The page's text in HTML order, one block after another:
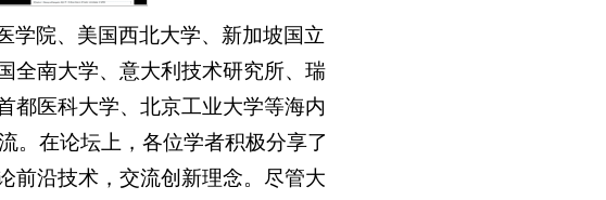
学院、美国西北大学、新加坡国立
全南大学、意大利技术研究所、瑞
都医科大学、北京工业大学等海内
。在论坛上，各位学者积极分享了
前沿技术，交流创新理念。尽管大